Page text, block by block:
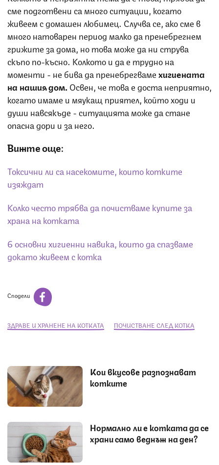
сме подготвени са много ситуации, когато
живеем с домашен любимец. Случва се, ако сме в
много натоварен период малко да пренебрегнем
грижите за дома, но това може да ни струва
скъпо по-късно. Колкото и да е трудно на
моменти - не бива да пренебрегвамехигиената
на нашия дом. Освен, че това е доста неприятно,
когато имаме и мяукащ приятел, който ходи и
души навсякъде - ситуацията може да стане
опасна дори и за него.
Вижте още:
Токсични ли са насекомите, които котките
изяждат
Колко често трябва да почистваме купите за
храна на котката
6 основни хигиенни навика, които да спазваме
докато живеем с котка
Сподели
ЗДРАВЕ И ХРАНЕНЕ НА КОТКАТА ПОЧИСТВАНЕ СЛЕД КОТКА
Кои вкусове разпознават
котките
Нормално ли е котката да се
храни само веднъж на ден?